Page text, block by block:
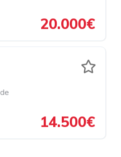
20.000€
14.500€